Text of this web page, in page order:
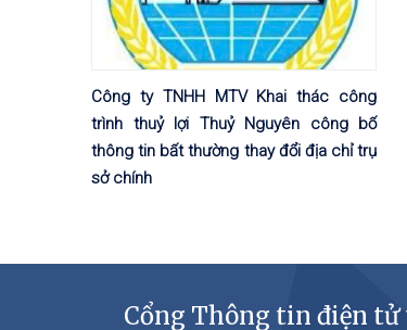
Công ty TNHH MTV Khai thác công
trình thuỷ lợi Thuỷ Nguyên công bố
thông tin bất thường thay đổi địa chỉ trụ
sở chính
Cổng Thông tin điện